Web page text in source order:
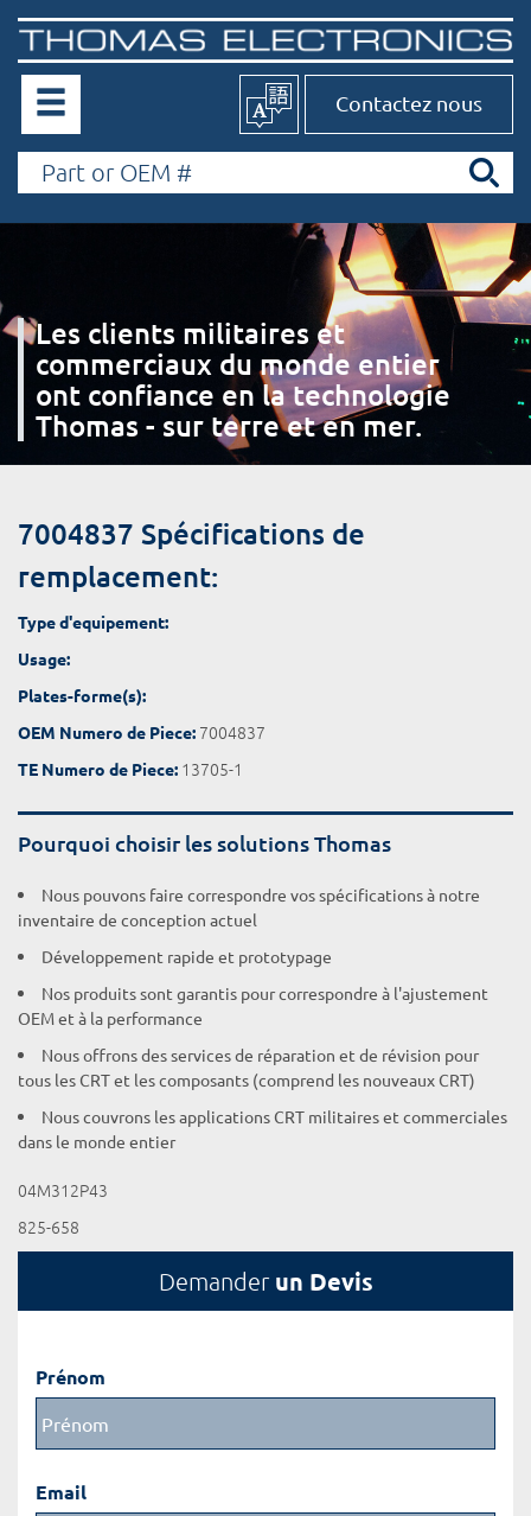
Contactez nous
Les clients militaires et
commerciaux du monde entier
ont confiance en la technologie
Thomas - sur terre et en mer.
7004837 Spécifications de
remplacement:
Type d'equipement:
Usage:
Plates-forme(s):
OEM Numero de Piece: 7004837
TE Numero de Piece: 13705-1
Pourquoi choisir les solutions Thomas
Nous pouvons faire correspondre vos spécifications à notre
inventaire de conception actuel
Développement rapide et prototypage
Nos produits sont garantis pour correspondre à l'ajustement
OEM et à la performance
Nous offrons des services de réparation et de révision pour
tous les CRT et les composants (comprend les nouveaux CRT)
Nous couvrons les applications CRT militaires et commerciales
dans le monde entier
04M312P43
825-658
Demander un Devis
Prénom
Email